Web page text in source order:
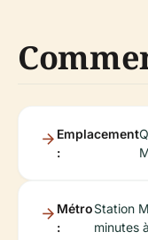
Emplacement
:
Métro
:
Station
minutes